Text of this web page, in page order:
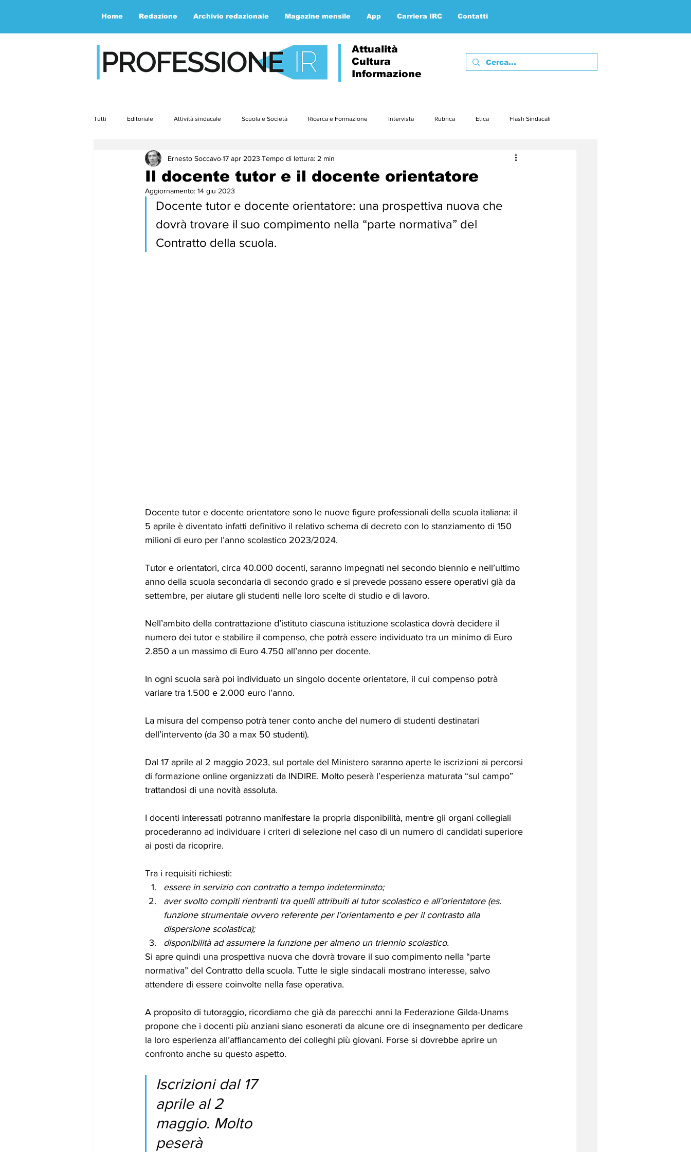
Home Redazione Archivio redazionale Magazine mensile App Carriera IRC Contatti
Attualità
Cultura
Informazione
Tutti Editoriale Attività sindacale Scuola e Società Ricerca e Formazione Intervista Rubrica Etica Flash Sindacali
Contemporaneità Speciale Approfondimenti Parola ai lettori
maggio23 giugno23 agosto23 ottobre23
febbraio24 marzo24 aprile24
Il docente tutor e il docente orientatore
Ernesto Soccavo17 apr 2023 Tempo di lettura: 2 min
Aggiornamento: 14 giu 2023
Docente tutor e docente orientatore: una prospettiva nuova che
dovrà trovare il suo compimento nella “parte normativa” del
Contratto della scuola.
Docente tutor e docente orientatore sono le nuove figure professionali della scuola italiana: il
5 aprile è diventato infatti definitivo il relativo schema di decreto con lo stanziamento di 150
milioni di euro per l’anno scolastico 2023/2024.
Tutor e orientatori, circa 40.000 docenti, saranno impegnati nel secondo biennio e nell’ultimo
anno della scuola secondaria di secondo grado e si prevede possano essere operativi già da
settembre, per aiutare gli studenti nelle loro scelte di studio e di lavoro.
Nell’ambito della contrattazione d’istituto ciascuna istituzione scolastica dovrà decidere il
numero dei tutor e stabilire il compenso, che potrà essere individuato tra un minimo di Euro
2.850 a un massimo di Euro 4.750 all’anno per docente.
In ogni scuola sarà poi individuato un singolo docente orientatore, il cui compenso potrà
variare tra 1.500 e 2.000 euro l’anno.
La misura del compenso potrà tener conto anche del numero di studenti destinatari
dell’intervento (da 30 a max 50 studenti).
Dal 17 aprile al 2 maggio 2023, sul portale del Ministero saranno aperte le iscrizioni ai percorsi
di formazione online organizzati da INDIRE. Molto peserà l’esperienza maturata “sul campo”
trattandosi di una novità assoluta.
I docenti interessati potranno manifestare la propria disponibilità, mentre gli organi collegiali
procederanno ad individuare i criteri di selezione nel caso di un numero di candidati superiore
ai posti da ricoprire.
Tra i requisiti richiesti:
essere in servizio con contratto a tempo indeterminato;
aver svolto compiti rientranti tra quelli attribuiti al tutor scolastico e all’orientatore (es.
funzione strumentale ovvero referente per l’orientamento e per il contrasto alla
dispersione scolastica);
disponibilità ad assumere la funzione per almeno un triennio scolastico.
Si apre quindi una prospettiva nuova che dovrà trovare il suo compimento nella “parte
normativa” del Contratto della scuola. Tutte le sigle sindacali mostrano interesse, salvo
attendere di essere coinvolte nella fase operativa.
A proposito di tutoraggio, ricordiamo che già da parecchi anni la Federazione Gilda-Unams
propone che i docenti più anziani siano esonerati da alcune ore di insegnamento per dedicare
la loro esperienza all’affiancamento dei colleghi più giovani. Forse si dovrebbe aprire un
confronto anche su questo aspetto.
Iscrizioni dal 17
aprile al 2
maggio. Molto
peserà